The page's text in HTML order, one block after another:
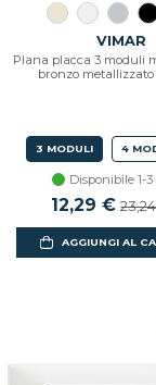
VIMAR
Plana placca 3 moduli
bronzo metallizzato
3 MODULI 4
Disponibile 1-
12,29 €
AGGIUNGI AL